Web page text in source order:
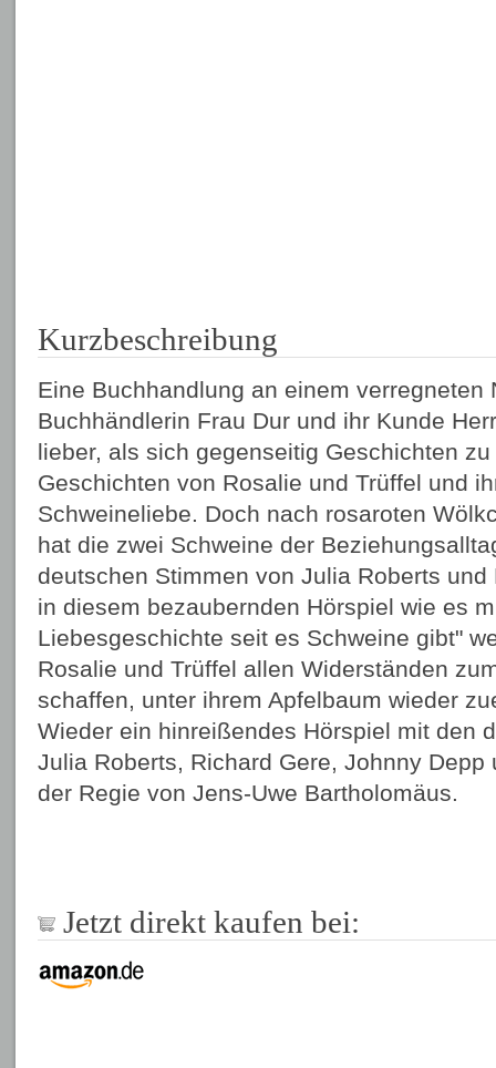
Kurzbeschreibung
Eine Buchhandlung an einem verregneten
Buchhändlerin Frau Dur und ihr Kunde
lieber, als sich gegenseitig Geschichten
Geschichten von Rosalie und Trüffel und
Schweineliebe. Doch nach rosaroten
hat die zwei Schweine der
deutschen Stimmen von Julia Roberts
in diesem bezaubernden Hörspiel wie es
Liebesgeschichte seit es Schweine gibt"
Rosalie und Trüffel allen Widerständen
schaffen, unter ihrem Apfelbaum wieder
Wieder ein hinreißendes Hörspiel mit den
Julia Roberts, Richard Gere, Johnny Depp
der Regie von Jens-Uwe Bartholomäus.
Jetzt direkt kaufen bei: